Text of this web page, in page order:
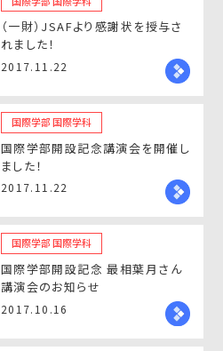
（一財）JSAFより感謝状を授与さ
れました！
2017.11.22
国際学部 国際学科
国際学部開設記念講演会を開催し
ました！
2017.11.22
国際学部 国際学科
国際学部開設記念 最相葉月さん
講演会のお知らせ
2017.10.16